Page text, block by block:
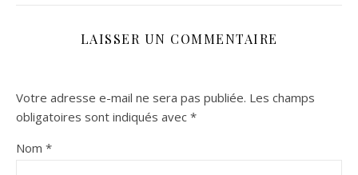
LAISSER UN COMMENTAIRE
Votre adresse e-mail ne sera pas publiée. Les champs
obligatoires sont indiqués avec *
Nom *